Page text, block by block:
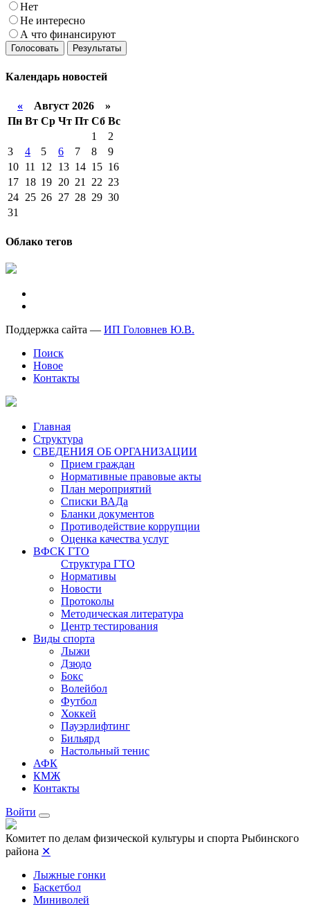
Нет
Не интересно
А что финансируют
Голосовать Результаты
Календарь новостей
« Август 2026 »
Пн Вт Ср Чт Пт Сб Вс
1
2
3
4 5 6 7 8
9
10 11 12 13 14 15 16
17 18 19 20 21 22 23
24 25 26 27 28 29 30
31
Облако тегов
Поддержка сайта — ИП Головнев Ю.В.
Поиск
Новое
Контакты
Главная
Структура
СВЕДЕНИЯ ОБ ОРГАНИЗАЦИИ
Прием граждан
Нормативные правовые акты
План мероприятий
Списки ВАДа
Бланки документов
Противодействие коррупции
Оценка качества услуг
ВФСК ГТО
Структура ГТО
Нормативы
Новости
Протоколы
Методическая литература
Центр тестирования
Виды спорта
Лыжи
Дзюдо
Бокс
Волейбол
Футбол
Хоккей
Пауэрлифтинг
Бильярд
Настольный тенис
АФК
КМЖ
Контакты
Войти
Комитет по делам физической культуры и спорта Рыбинского
района ✕
Лыжные гонки
Баскетбол
Миниволей